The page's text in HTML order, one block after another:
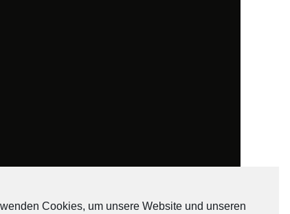
Cookies, um unsere Website und unseren